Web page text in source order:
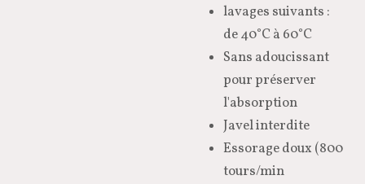
lavages suivants :
de 40°C à 60°C
Sans adoucissant
pour préserver
l'absorption
Javel interdite
Essorage doux (800
tours/min